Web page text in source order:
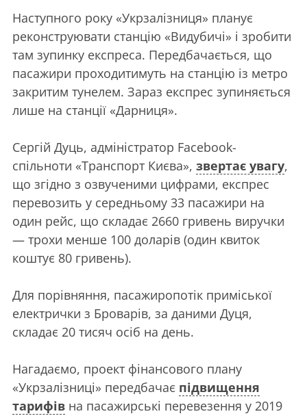
Наступного року «Укрзалізниця» планує
реконструювати станцію «Видубичі» і зробити
там зупинку експреса. Передбачається, що
пасажири проходитимуть на станцію із метро
закритим тунелем. Зараз експрес зупиняється
лише на станції «Дарниця».
Сергій Дуць, адміністратор Facebook-
спільноти «Транспорт Києва», звертає увагу,
що згідно з озвученими цифрами, експрес
перевозить у середньому 33 пасажири на
один рейс, що складає 2660 гривень виручки
— трохи менше 100 доларів (один квиток
коштує 80 гривень).
Для порівняння, пасажиропотік приміської
електрички з Броварів, за даними Дуця,
складає 20 тисяч осіб на день.
Нагадаємо, проект фінансового плану
«Укрзалізниці» передбачає підвищення
тарифів на пасажирські перевезення у 2019